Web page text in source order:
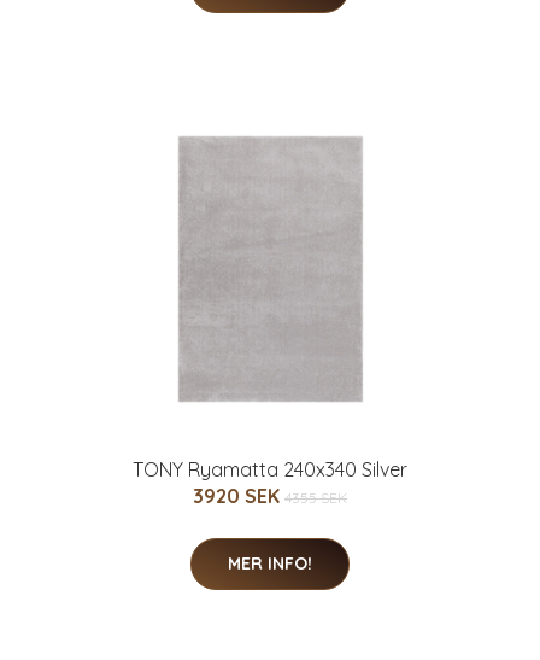
TONY Ryamatta 240x340 Silver
3920 SEK 4355 SEK
MER INFO!